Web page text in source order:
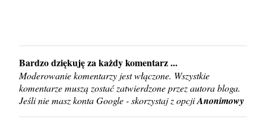
P
r
z
e
ś
Bardzo dziękuję za każdy komentarz ...
Moderowanie komentarzy jest włączone. Wszystkie
komentarze muszą zostać zatwierdzone przez autora bloga.
Jeśli nie masz konta Google - skorzystaj z opcjiAnonimowy